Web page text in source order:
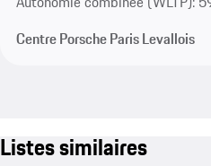
Centre Porsche Paris Levallois
Listes similaires